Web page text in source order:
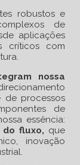
robustos e
de
aplicações
críticos com
nossa
processos
de
essência:
fluxo, que
inovação